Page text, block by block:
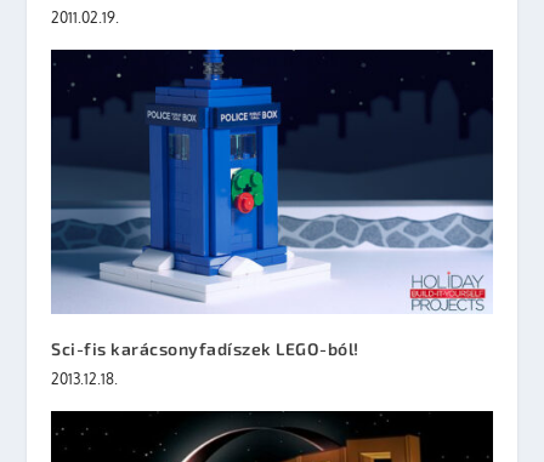
2011.02.19.
Sci-fis karácsonyfadíszek LEGO-ból!
2013.12.18.